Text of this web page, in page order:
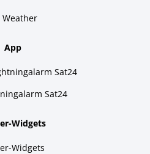
Weather
App
Sat24
Sat24
Widgets
Widgets